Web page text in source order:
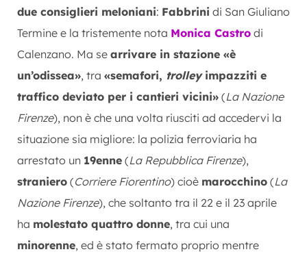
due consiglieri meloniani: Fabbrini di San Giuliano
Termine e la tristemente nota Monica Castro di
Calenzano. Ma se arrivare in stazione «è
un’odissea», tra «semafori, trolleyimpazziti e
traffico deviato per i cantieri vicini» (La Nazione
Firenze), non è che una volta riusciti ad accedervi la
situazione sia migliore: la polizia ferroviaria ha
arrestato un 19enne (La Repubblica Firenze),
straniero (Corriere Fiorentino) cioè marocchino (La
Nazione Firenze), che soltanto tra il 22 e il 23 aprile
ha molestato quattro donne, tra cui una
minorenne, ed è stato fermato proprio mentre